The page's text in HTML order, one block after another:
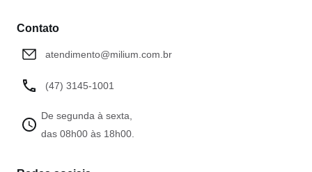
Contato
atendimento@milium.com.br
(47) 3145-1001
De segunda à sexta,
das 08h00 às 18h00.